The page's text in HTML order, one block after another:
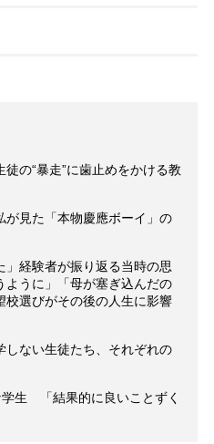
の“暴走”に歯止めをかける教
見た「本物慶應ボーイ」の
」経験者が振り返る当時の思
うに」「母が塞ぎ込んだの
選びがその後の人生に影響
しない生徒たち、それぞれの
生 「結果的に良いことずく